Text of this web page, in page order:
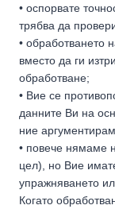
• оспорвате
трябва да
• обработването
вместо да ги
обработване;
• Вие се
данните Ви на
ние
• повече нямаме
цел), но Вие
упражняването
Когато